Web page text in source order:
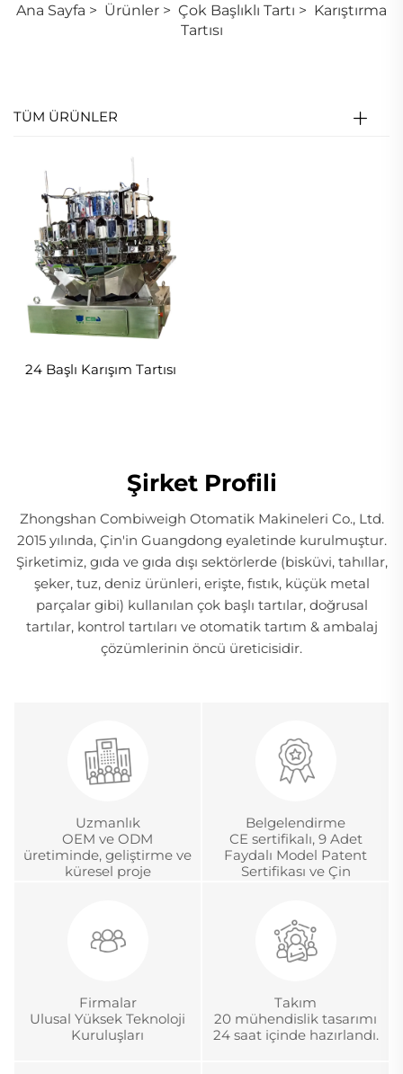
Ana Sayfa > Ürünler > Çok Başlıklı Tartı > Karıştırma
Tartısı
TÜM ÜRÜNLER
24 Başlı Karışım Tartısı
Şirket Profili
Zhongshan Combiweigh Otomatik Makineleri Co., Ltd.
2015 yılında, Çin'in Guangdong eyaletinde kurulmuştur.
Şirketimiz, gıda ve gıda dışı sektörlerde (bisküvi, tahıllar,
şeker, tuz, deniz ürünleri, erişte, fıstık, küçük metal
parçalar gibi) kullanılan çok başlı tartılar, doğrusal
tartılar, kontrol tartıları ve otomatik tartım & ambalaj
çözümlerinin öncü üreticisidir.
Uzmanlık
OEM ve ODM
üretiminde, geliştirme ve
küresel proje
Belgelendirme
CE sertifikalı, 9 Adet
Faydalı Model Patent
Sertifikası ve Çin
Firmalar
Ulusal Yüksek Teknoloji
Kuruluşları
Takım
20 mühendislik tasarımı
24 saat içinde hazırlandı.